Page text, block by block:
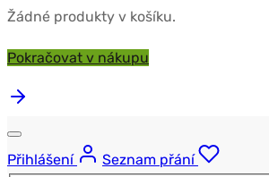
Žádné produkty v košíku.
Pokračovat v nákupu
Přihlášení
Seznam přání